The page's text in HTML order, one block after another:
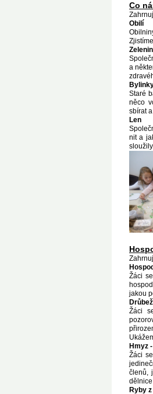
Co
Obilí
a
Staré
něco
sbírat
Len
nit a
Žáci
jakou
Drůbež
Žáci
Hmyz
Žáci
členů,
Ryby